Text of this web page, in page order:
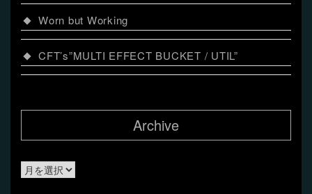
Worn but Working
CFT’s”MULTI EFFECT BUCKET / UTIL”
Archive
Archive